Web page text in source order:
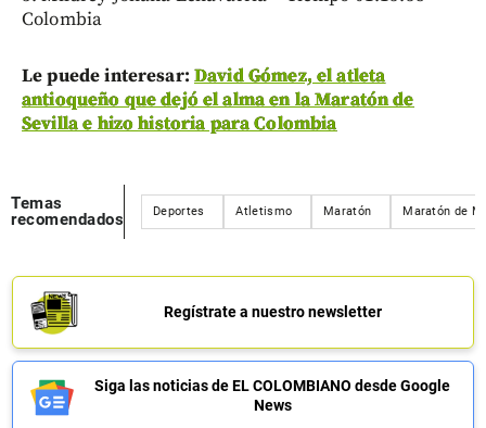
Colombia
Le puede interesar: David Gómez, el atleta
antioqueño que dejó el alma en la Maratón de
Sevilla e hizo historia para Colombia
Temas
recomendados
Deportes Atletismo Maratón Maratón de
Regístrate a nuestro newsletter
Siga las noticias de EL COLOMBIANO desde Google
News